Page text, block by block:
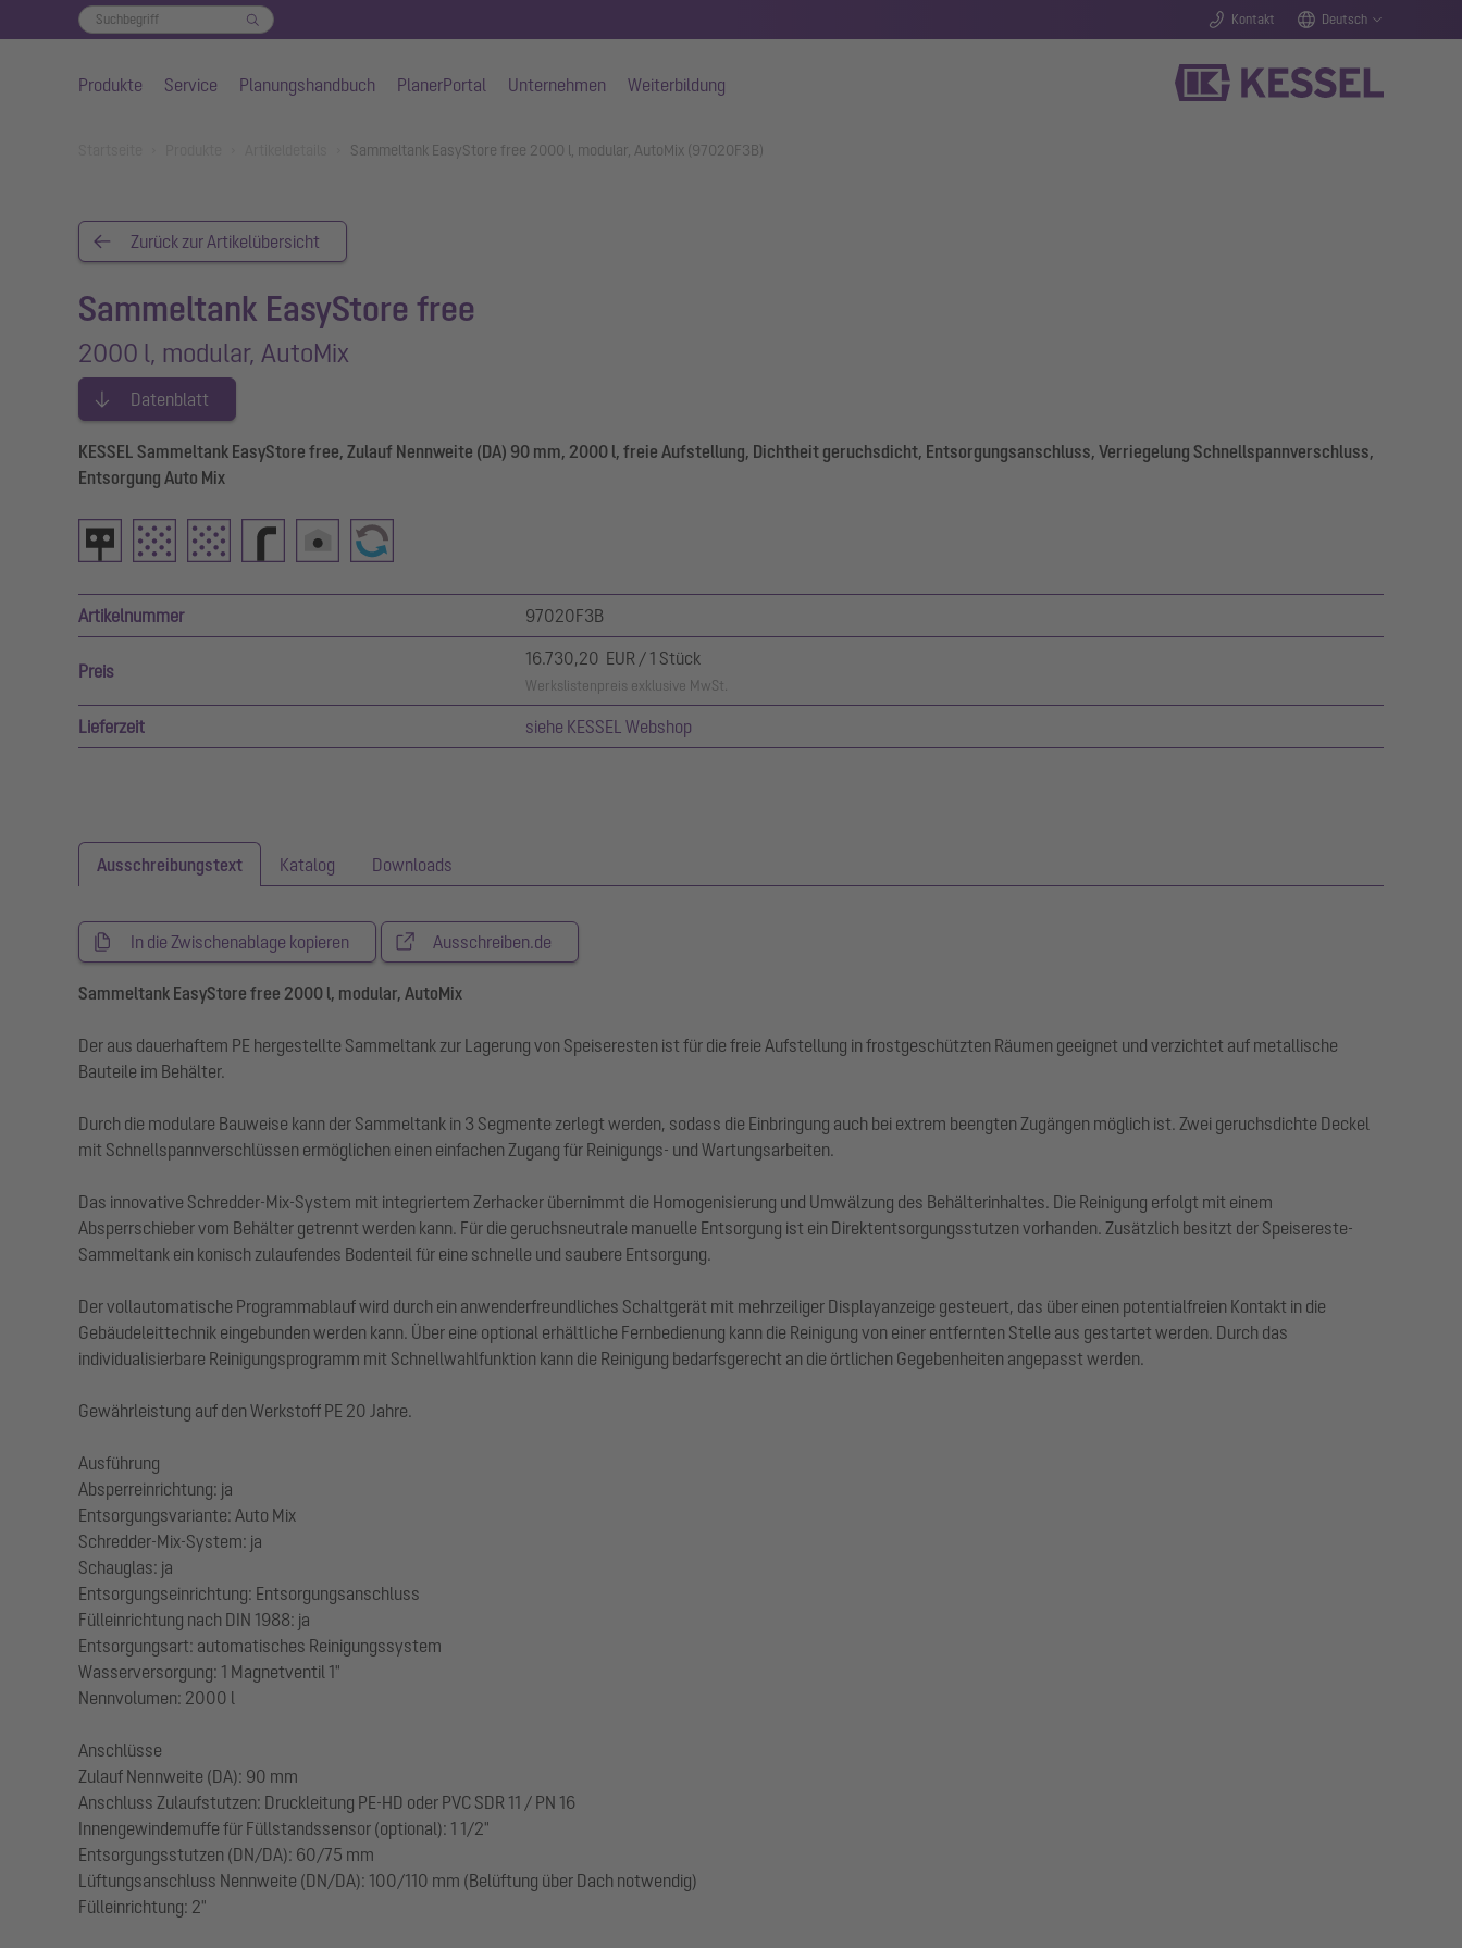
Kontakt Deutsch
Produkte Service Planungshandbuch PlanerPortal Unternehmen Weiterbildung
Sammeltank EasyStore free 2000 l, modular, AutoMix (97020F3B)
Zurück zur Artikelübersicht
Sammeltank EasyStore free
2000 l, modular, AutoMix
Datenblatt
KESSEL Sammeltank EasyStore free, Zulauf Nennweite (DA) 90 mm, 2000 l, freie Aufstellung, Dichtheit geruchsdicht, Entsorgungsanschluss, Verriegelung Schnellspannverschluss,
Entsorgung Auto Mix
Artikelnummer 97020F3B
Preis
16.730,20 EUR / 1 Stück
Werkslistenpreis exklusive MwSt.
Lieferzeit siehe KESSEL Webshop
Ausschreibungstext Katalog Downloads
In die Zwischenablage kopieren Ausschreiben.de
Sammeltank EasyStore free 2000 l, modular, AutoMix
Der aus dauerhaftem PE hergestellte Sammeltank zur Lagerung von Speiseresten ist für die freie Aufstellung in frostgeschützten Räumen geeignet und verzichtet auf metallische
Bauteile im Behälter.
Durch die modulare Bauweise kann der Sammeltank in 3 Segmente zerlegt werden, sodass die Einbringung auch bei extrem beengten Zugängen möglich ist. Zwei geruchsdichte Deckel
mit Schnellspannverschlüssen ermöglichen einen einfachen Zugang für Reinigungs- und Wartungsarbeiten.
Das innovative Schredder-Mix-System mit integriertem Zerhacker übernimmt die Homogenisierung und Umwälzung des Behälterinhaltes. Die Reinigung erfolgt mit einem
Absperrschieber vom Behälter getrennt werden kann. Für die geruchsneutrale manuelle Entsorgung ist ein Direktentsorgungsstutzen vorhanden. Zusätzlich besitzt der Speisereste-
Sammeltank ein konisch zulaufendes Bodenteil für eine schnelle und saubere Entsorgung.
Der vollautomatische Programmablauf wird durch ein anwenderfreundliches Schaltgerät mit mehrzeiliger Displayanzeige gesteuert, das über einen potentialfreien Kontakt in die
Gebäudeleittechnik eingebunden werden kann. Über eine optional erhältliche Fernbedienung kann die Reinigung von einer entfernten Stelle aus gestartet werden. Durch das
individualisierbare Reinigungsprogramm mit Schnellwahlfunktion kann die Reinigung bedarfsgerecht an die örtlichen Gegebenheiten angepasst werden.
Gewährleistung auf den Werkstoff PE 20 Jahre.
Ausführung
Absperreinrichtung: ja
Entsorgungsvariante: Auto Mix
Schredder-Mix-System: ja
Schauglas: ja
Entsorgungseinrichtung: Entsorgungsanschluss
Fülleinrichtung nach DIN 1988: ja
Entsorgungsart: automatisches Reinigungssystem
Wasserversorgung: 1 Magnetventil 1"
Nennvolumen: 2000 l
Anschlüsse
Zulauf Nennweite (DA): 90 mm
Anschluss Zulaufstutzen: Druckleitung PE-HD oder PVC SDR 11 / PN 16
Innengewindemuffe für Füllstandssensor (optional): 1 1/2"
Entsorgungsstutzen (DN/DA): 60/75 mm
Lüftungsanschluss Nennweite (DN/DA): 100/110 mm (Belüftung über Dach notwendig)
Fülleinrichtung: 2"